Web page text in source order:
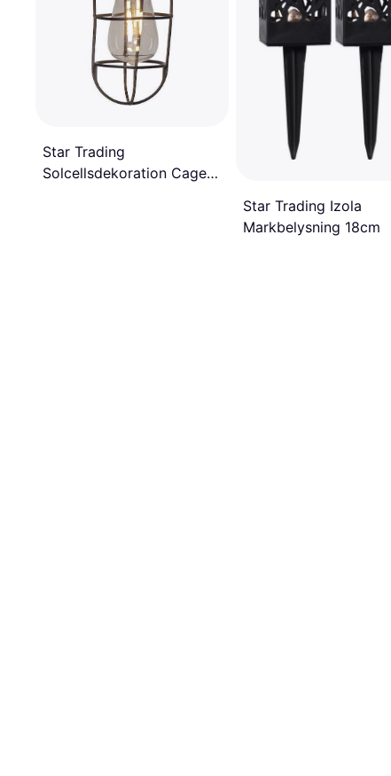
Star Trading
Solcellsdekoration Cage
Star Trading Izola
Markbelysning 18cm